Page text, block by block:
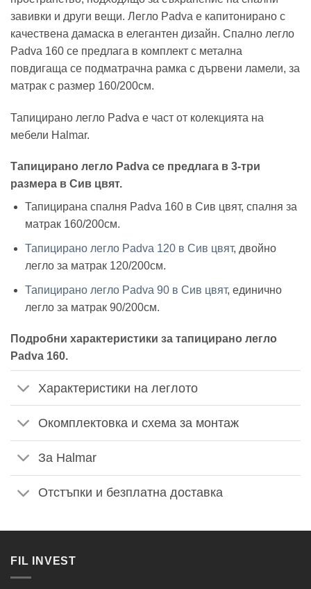
завивки и други вещи. Легло Padva е капитонирано с
качествена дамаска в елегантен дизайн. Спално легло
Padva 160 се предлага в комплект с метална
повдигаща се подматрачна рамка с дървени ламели, за
матрак с размер 160/200см.
Тапицирано легло Padva е част от колекцията на
мебели Halmar.
Тапицирано легло Padva се предлага в 3-три
размера в Сив цвят.
Тапицирана спалня Padva 160 в Сив цвят, спалня за
матрак 160/200см.
Тапицирано легло Padva 120 в Сив цвят, двойно
легло за матрак 120/200см.
Тапицирано легло Padva 90 в Сив цвят, единично
легло за матрак 90/200см.
Подробни характеристики за тапицирано легло
Padva 160.
Характеристики на леглото
Окомплектовка и схема за монтаж
За Halmar
Отстъпки и безплатна доставка
FIL INVEST